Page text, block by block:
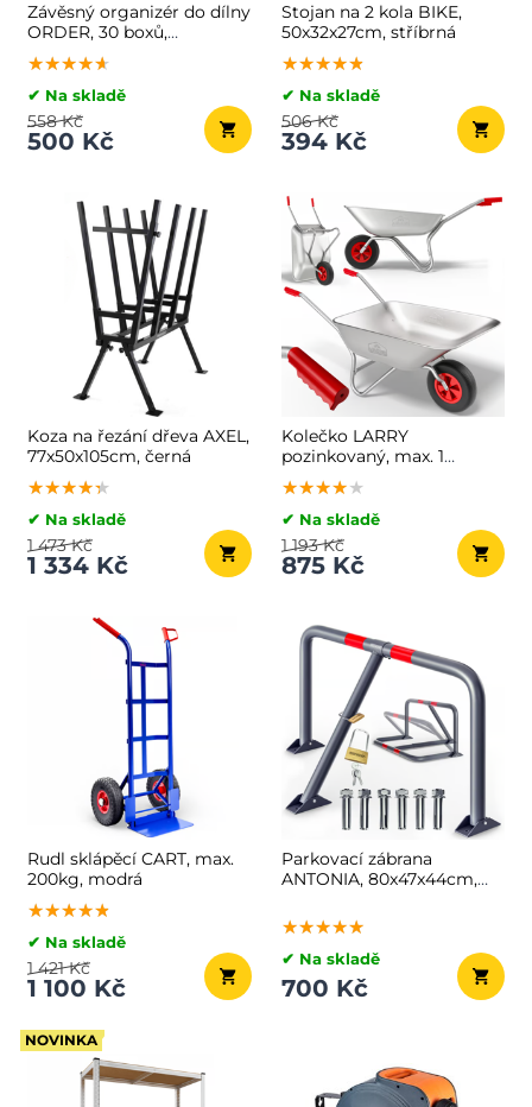
Závěsný organizér do dílny
ORDER, 30 boxů,
64x2x38cm, červená/černá
★★★★★
★★★★★
★★★★★
✔ Na skladě
500 Kč
558 Kč
Stojan na 2 kola BIKE,
50x32x27cm, stříbrná
★★★★★
★★★★★
★★★★★
✔ Na skladě
394 Kč
506 Kč
Koza na řezání dřeva AXEL,
77x50x105cm, černá
★★★★★
★★★★★
★★★★★
✔ Na skladě
1 334 Kč
1 473 Kč
Kolečko LARRY
pozinkovaný, max. 1
kapacita 80l/100kg,
stříbrná/černá
★★★★★
★★★★★
★★★★★
✔ Na skladě
875 Kč
1 193 Kč
Rudl sklápěcí CART, max.
200kg, modrá
★★★★★
★★★★★
★★★★★
✔ Na skladě
1 100 Kč
1 421 Kč
Parkovací zábrana
ANTONIA, 80x47x44cm,
★★★★★
★★★★★
★★★★★
✔ Na skladě
700 Kč
NOVINKA